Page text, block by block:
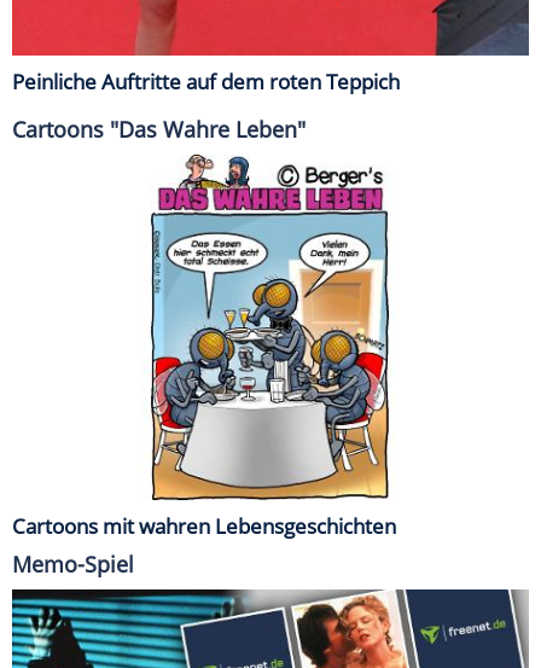
Peinliche Auftritte auf dem roten Teppich
Cartoons "Das Wahre Leben"
Cartoons mit wahren Lebensgeschichten
Memo-Spiel